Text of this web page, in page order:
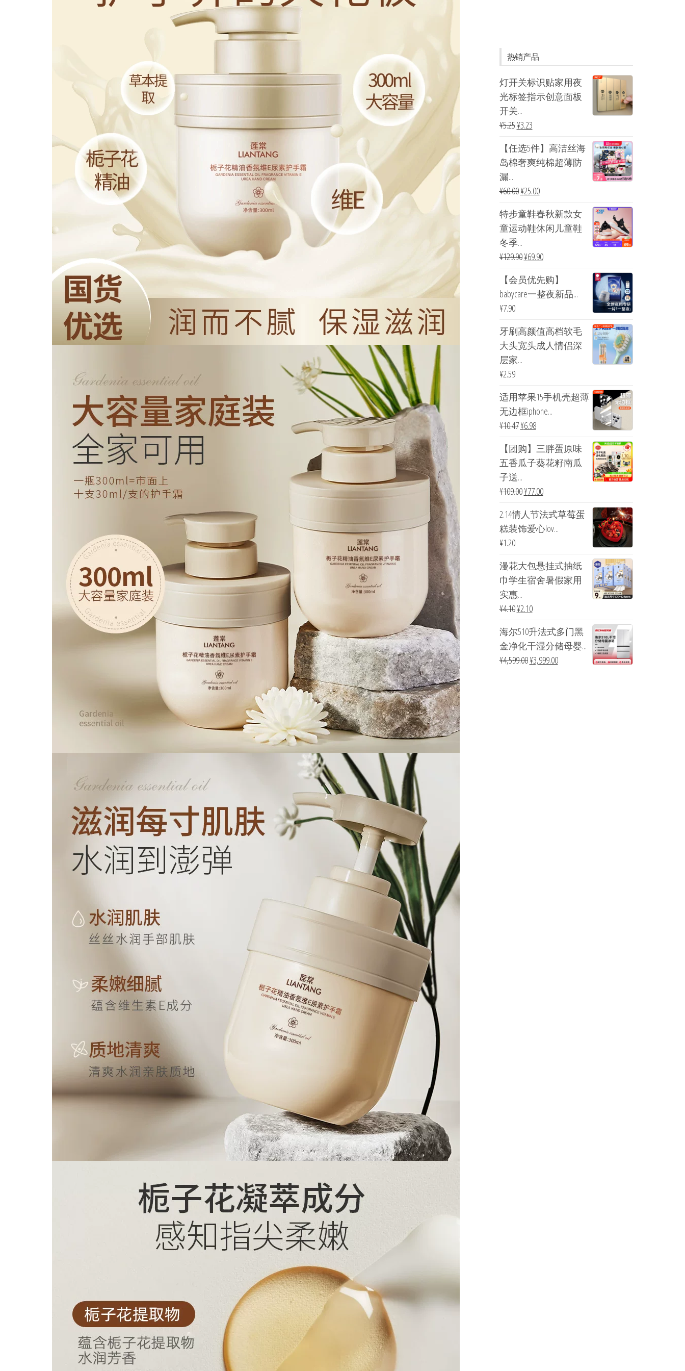
热销产品
灯开关标识贴家用夜
光标签指示创意面板
开关...
¥5.25¥3.23
【任选5件】高洁丝海
岛棉奢爽纯棉超薄防
漏...
¥60.00¥25.00
特步童鞋春秋新款女
童运动鞋休闲儿童鞋
冬季...
¥129.90¥69.90
【会员优先购】
babycare一整夜新品...
¥7.90
牙刷高颜值高档软毛
大头宽头成人情侣深
层家...
¥2.59
适用苹果15手机壳超薄
无边框iphone...
¥10.47¥6.98
【团购】三胖蛋原味
五香瓜子葵花籽南瓜
子送...
¥109.00¥77.00
2.14情人节法式草莓蛋
糕装饰爱心lov...
¥1.20
漫花大包悬挂式抽纸
巾学生宿舍暑假家用
实惠...
¥4.10¥2.10
海尔510升法式多门黑
金净化干湿分储母婴...
¥4,599.00¥3,999.00